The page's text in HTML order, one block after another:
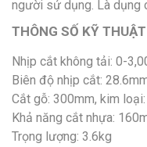
người sử dụng. Là dụng
THÔNG SỐ KỸ THUẬT
Nhịp cắt không tải: 0-
Biên độ nhịp cắt:
Cắt gỗ: 300mm, kim
Khả năng cắt nhựa:
Trọng lượng: 3.6kg